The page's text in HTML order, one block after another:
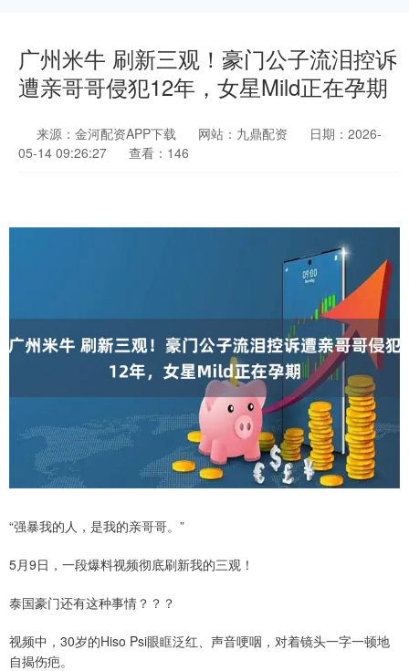
广州米牛 刷新三观！豪门公子流泪控诉
遭亲哥哥侵犯12年，女星Mild正在孕期
来源：金河配资APP下载 网站：九鼎配资
日期：2026-
05-14 09:26:27
查看：146
“强暴我的人，是我的亲哥哥。”
5月9日，一段爆料视频彻底刷新我的三观！
泰国豪门还有这种事情？？？
视频中，30岁的Hiso Psi眼眶泛红、声音哽咽，对着镜头一字一顿地
自揭伤疤。